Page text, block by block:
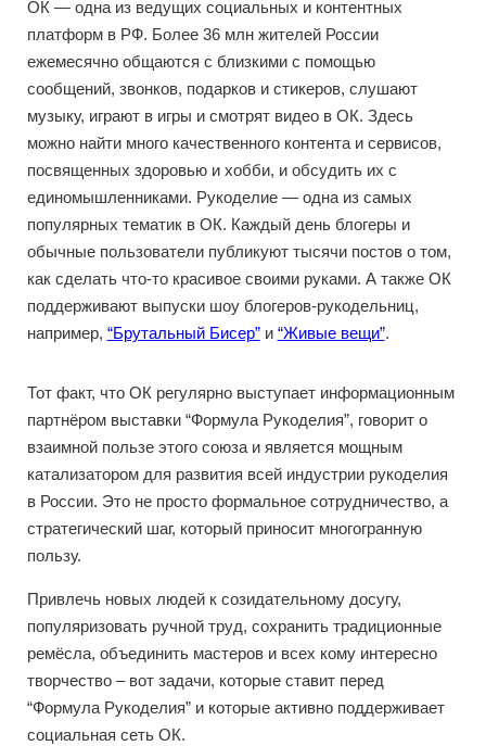
ОК — одна из ведущих социальных и контентных
платформ в РФ. Более 36 млн жителей России
ежемесячно общаются с близкими с помощью
сообщений, звонков, подарков и стикеров, слушают
музыку, играют в игры и смотрят видео в ОК. Здесь
можно найти много качественного контента и сервисов,
посвященных здоровью и хобби, и обсудить их с
единомышленниками. Рукоделие — одна из самых
популярных тематик в ОК. Каждый день блогеры и
обычные пользователи публикуют тысячи постов о том,
как сделать что-то красивое своими руками. А также ОК
поддерживают выпуски шоу блогеров-рукодельниц,
например, “Брутальный Бисер”и “Живые вещи”.
Тот факт, что ОК регулярно выступает информационным
партнёром выставки “Формула Рукоделия”, говорит о
взаимной пользе этого союза и является мощным
катализатором для развития всей индустрии рукоделия
в России. Это не просто формальное сотрудничество, а
стратегический шаг, который приносит многогранную
пользу.
Привлечь новых людей к созидательному досугу,
популяризовать ручной труд, сохранить традиционные
ремёсла, объединить мастеров и всех кому интересно
творчество – вот задачи, которые ставит перед
“Формула Рукоделия” и которые активно поддерживает
социальная сеть ОК.